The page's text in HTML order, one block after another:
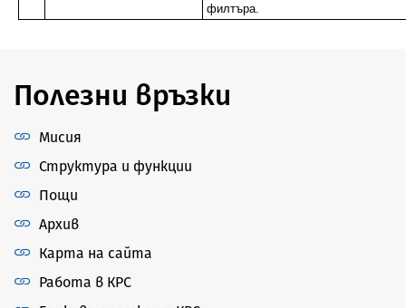
филтъра.
Полезни връзки
Мисия
Структура и функции
Пощи
Архив
Карта на сайта
Работа в КРС